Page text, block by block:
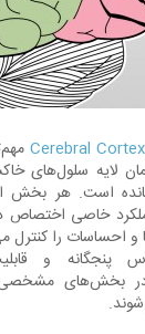
Cerebral Cortex
لایه سلول‌های
است. هر بخش
خاصی اختصاص
احساسات را کنترل
پنجگانه و
بخش‌های مشخصی